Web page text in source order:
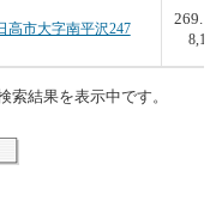
高市大字南平沢247
索結果を表示中です。